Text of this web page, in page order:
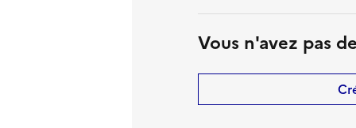
Vous n'avez pas